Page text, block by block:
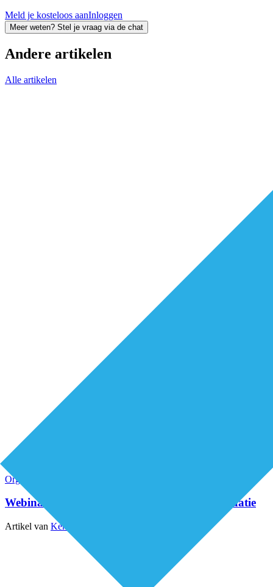
Meld je kosteloos aanInloggen
Meer weten? Stel je vraag via de chat
Andere artikelen
Alle artikelen
Organisatie van zorg
Webinar: Kinderpalliatieve zorg in de thuissituatie
Artikel van Kenniscentrum Kinderpalliatieve Zorg